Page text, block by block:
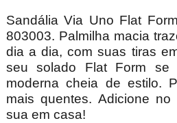
Sandália Via Uno Flat
803003. Palmilha macia
dia a dia, com suas tiras
seu solado Flat Form se
moderna cheia de estilo.
mais quentes. Adicione
sua em casa!